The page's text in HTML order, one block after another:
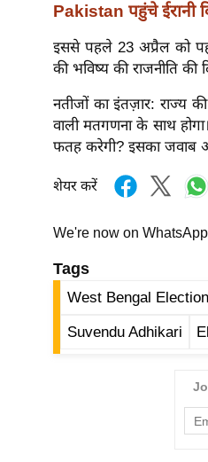
Pakistan पहुंचे ईरानी
इससे पहले 23 अप्रैल को
की भविष्य की राजनीति की
नतीजों का इंतज़ार: राज्य
वाली मतगणना के साथ
फतह करेगी? इसका जवाब
शेयर करें
We're now on
Tags
West Bengal
Suvendu Adhikari